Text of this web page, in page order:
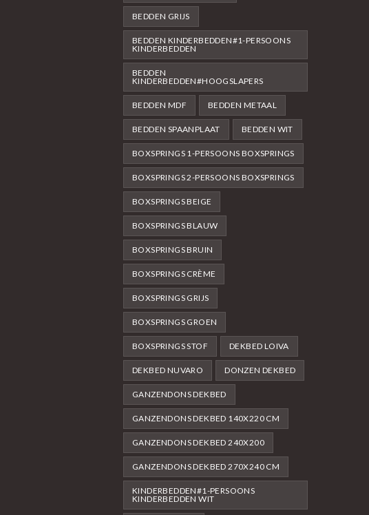
BEDDEN GRIJS
BEDDEN KINDERBEDDEN#1-PERSOONS
KINDERBEDDEN
BEDDEN
KINDERBEDDEN#HOOGSLAPERS
BEDDEN MDF BEDDEN METAAL
BEDDEN SPAANPLAAT BEDDEN WIT
BOXSPRINGS 1-PERSOONS BOXSPRINGS
BOXSPRINGS 2-PERSOONS BOXSPRINGS
BOXSPRINGS BEIGE
BOXSPRINGS BLAUW
BOXSPRINGS BRUIN
BOXSPRINGS CRÈME
BOXSPRINGS GRIJS
BOXSPRINGS GROEN
BOXSPRINGS STOF DEKBED LOIVA
DEKBED NUVARO DONZEN DEKBED
GANZENDONS DEKBED
GANZENDONS DEKBED 140X220 CM
GANZENDONS DEKBED 240X200
GANZENDONS DEKBED 270X240 CM
KINDERBEDDEN#1-PERSOONS
KINDERBEDDEN WIT